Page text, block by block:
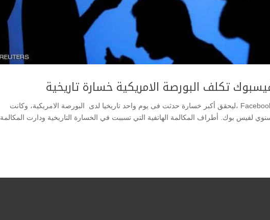
تسببت مكالمة فيس بوك في انخفاض سهم Facebook ،ليحقق أكبر خسارة حدثت فى يوم واحد تاريخيا لدى البورصة الامريكية، وكانت
لفيس بوك. أطراف المكالمة الهاتفية التي تسببت في الخسارة التاريخية ودارت المكالمة